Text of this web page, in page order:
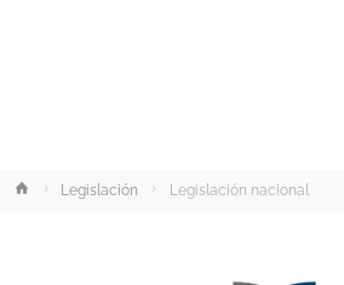
InicioLegislación Legislación nacional